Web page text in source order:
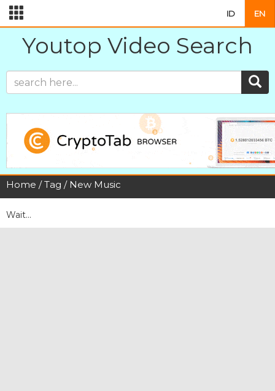
ID EN
Youtop Video Search
Home /Tag / New Music
Wait...